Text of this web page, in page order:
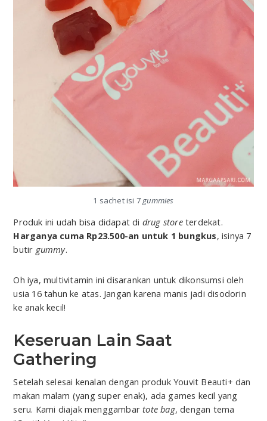
1 sachet isi 7gummies
Produk ini udah bisa didapat di drug storeterdekat.
Harganya cuma Rp23.500-an untuk 1 bungkus, isinya 7
butir gummy.
Oh iya, multivitamin ini disarankan untuk dikonsumsi oleh
usia 16 tahun ke atas. Jangan karena manis jadi disodorin
ke anak kecil!
Keseruan Lain Saat
Gathering
Setelah selesai kenalan dengan produk Youvit Beauti+ dan
makan malam (yang super enak), ada games kecil yang
seru. Kami diajak menggambartote bag, dengan tema